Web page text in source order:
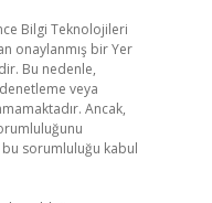
Bilgi Teknolojileri
onaylanmış bir Yer
Bu nedenle,
veya
Ancak,
sorumluluğu kabul